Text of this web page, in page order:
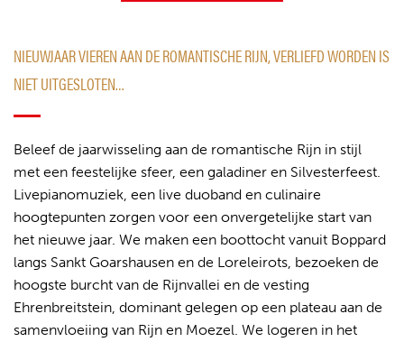
NIEUWJAAR VIEREN AAN DE ROMANTISCHE RIJN, VERLIEFD WORDEN IS
NIET UITGESLOTEN…
Beleef de jaarwisseling aan de romantische Rijn in stijl
met een feestelijke sfeer, een galadiner en Silvesterfeest.
Livepianomuziek, een live duoband en culinaire
hoogtepunten zorgen voor een onvergetelijke start van
het nieuwe jaar. We maken een boottocht vanuit Boppard
langs Sankt Goarshausen en de Loreleirots, bezoeken de
hoogste burcht van de Rijnvallei en de vesting
Ehrenbreitstein, dominant gelegen op een plateau aan de
samenvloeiing van Rijn en Moezel. We logeren in het